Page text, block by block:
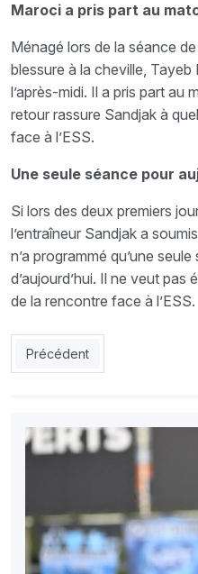
Maroci a pris part au
Ménagé lors de la séance
blessure à la cheville,
l’après-midi. Il a pris part au
retour rassure Sandjak à
face à l’ESS.
Une seule séance pour
Si lors des deux premiers
l’entraîneur Sandjak a
n’a programmé qu’une
d’aujourd’hui. Il ne veut
de la rencontre face à l’ESS.
Article précédent : EN :
Précédent